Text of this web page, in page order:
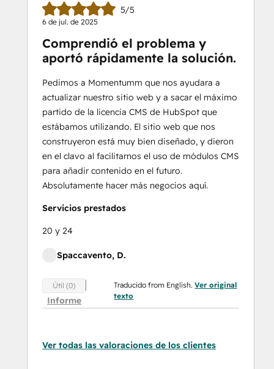
5/5
6 de jul. de 2025
Comprendió el problema y
aportó rápidamente la solución.
Pedimos a Momentumm que nos ayudara a
actualizar nuestro sitio web y a sacar el máximo
partido de la licencia CMS de HubSpot que
estábamos utilizando. El sitio web que nos
construyeron está muy bien diseñado, y dieron
en el clavo al facilitarnos el uso de módulos CMS
para añadir contenido en el futuro.
Absolutamente hacer más negocios aquí.
Servicios prestados
20 y 24
Spaccavento, D.
Útil (0)
Informe
Traducido from English.Ver original
texto
Ver todas las valoraciones de los clientes